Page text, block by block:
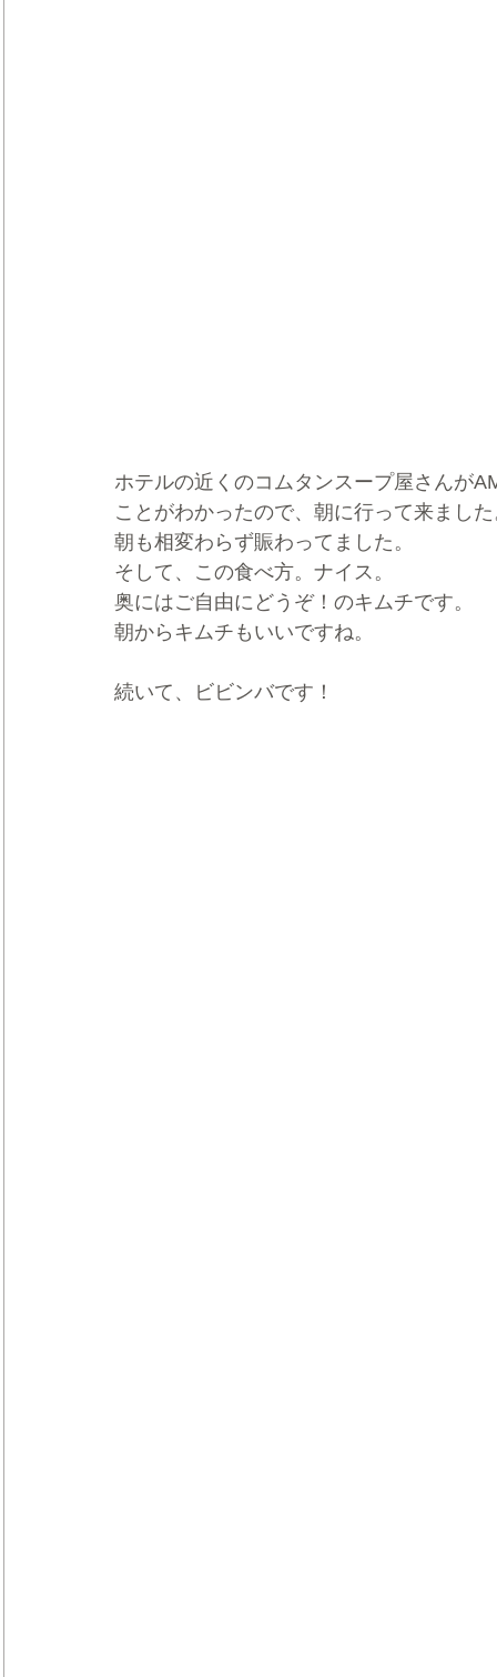
ホテルの近くのコムタンスープ屋さんが
ことがわかったので、朝に行って来まし
朝も相変わらず賑わってました。
そして、この食べ方。ナイス。
奥にはご自由にどうぞ！のキムチです。
朝からキムチもいいですね。
続いて、ビビンバです！